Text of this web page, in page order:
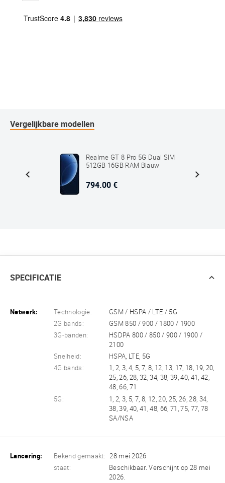
Vergelijkbare modellen
Realme GT 8 Pro 5G Dual SIM
512GB 16GB RAM Blauw
794.00 €
SPECIFICATIE
Netwerk: Technologie:
GSM / HSPA / LTE / 5G
2G bands:
GSM 850 / 900 / 1800 / 1900
3G-banden:
HSDPA 800 / 850 / 900 / 1900 /
2100
Snelheid:
HSPA, LTE, 5G
4G bands:
1, 2, 3, 4, 5, 7, 8, 12, 13, 17, 18, 19, 20,
25, 26, 28, 32, 34, 38, 39, 40, 41, 42,
48, 66, 71
5G:
1, 2, 3, 5, 7, 8, 12, 20, 25, 26, 28, 34,
38, 39, 40, 41, 48, 66, 71, 75, 77, 78
SA/NSA
Lancering: Bekend gemaakt:
28 mei 2026
staat:
Beschikbaar. Verschijnt op 28 mei
2026.